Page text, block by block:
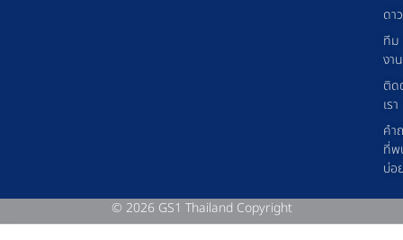
ดา
ทีม
งาน
ติด
เรา
คำ
ที่พ
บ่อ
© 2026 GS1 Thailand Copyright